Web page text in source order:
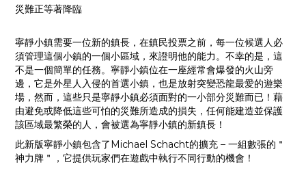
災難正等著降臨
寧靜小鎮需要一位新的鎮長，在鎮民投票之前，每一位候選人必
須管理這個小鎮的一個小區域，來證明他的能力。不幸的是，這
不是一個簡單的任務。寧靜小鎮位在一座經常會爆發的火山旁
邊，它是外星人入侵的首選小鎮，也是放射突變恐龍最愛的遊樂
場，然而，這些只是寧靜小鎮必須面對的一小部分災難而已！藉
由避免或降低這些可怕的災難所造成的損失，任何能建造並保護
該區域最繁榮的人，會被選為寧靜小鎮的新鎮長！
此新版寧靜小鎮包含了Michael Schacht的擴充 – 一組數張的＂
神力牌＂，它提供玩家們在遊戲中執行不同行動的機會！